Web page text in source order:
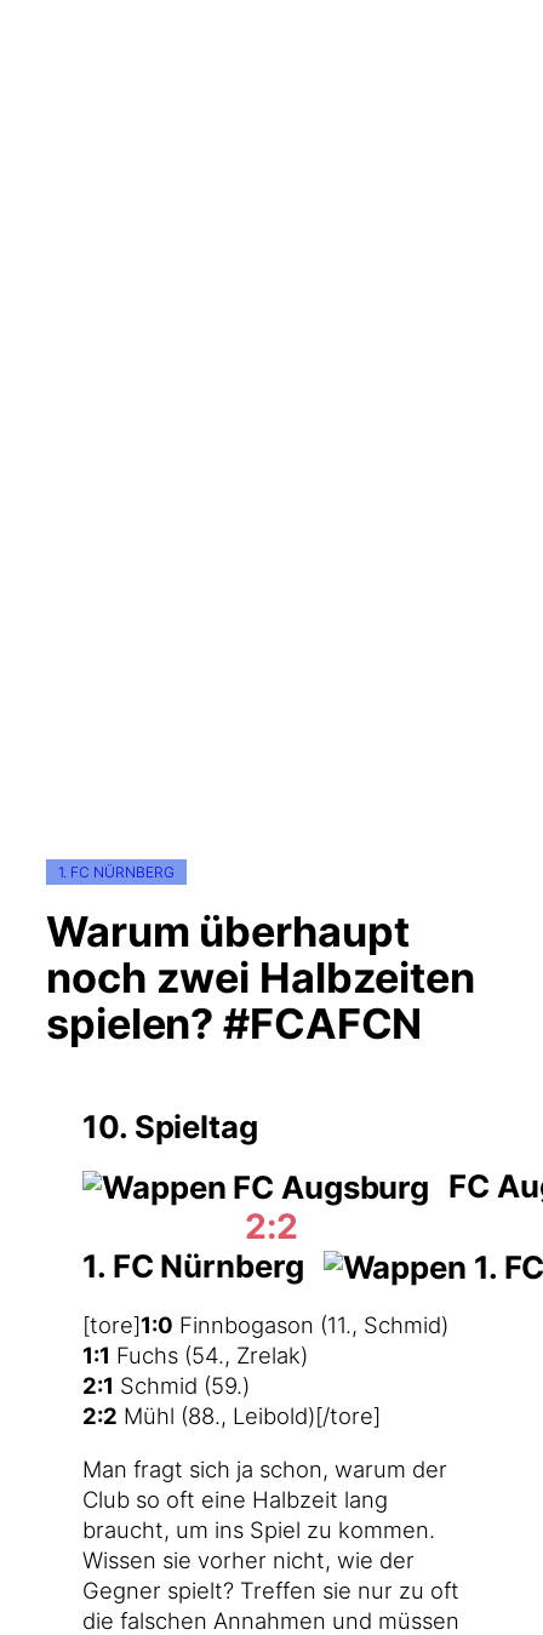
1. FC NÜRNBERG
Warum überhaupt
noch zwei Halbzeiten
spielen? #FCAFCN
10. Spieltag
FC
2:2
1. FC Nürnberg
[tore]1:0 Finn­bo­gason (11., Schmid)
1:1 Fuchs (54., Zrelak)
2:1 Schmid (59.)
2:2 Mühl (88., Leibold)[/tore]
Man fragt sich ja schon, war­um der
Club so oft eine Halb­zeit lang
braucht, um ins Spiel zu kom­men.
Wis­sen sie vor­her nicht, wie der
Geg­ner spielt? Tref­fen sie nur zu oft
die fal­schen Annah­men und müs­sen